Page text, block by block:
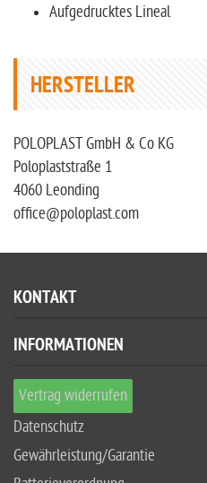
Aufgedrucktes Lineal
HERSTELLER
POLOPLAST GmbH & Co KG
Poloplaststraße 1
4060 Leonding
office@poloplast.com
KONTAKT
INFORMATIONEN
Vertrag widerrufen
Datenschutz
Gewährleistung/Garantie